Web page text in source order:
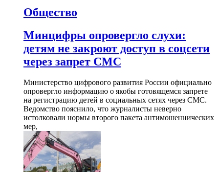
Общество
Минцифры опровергло слухи:
детям не закроют доступ в соцсети
через запрет СМС
Министерство цифрового развития России официально
опровергло информацию о якобы готовящемся запрете
на регистрацию детей в социальных сетях через СМС.
Ведомство пояснило, что журналисты неверно
истолковали нормы второго пакета антимошеннических
мер,